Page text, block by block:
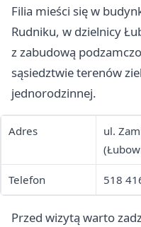
Filia mieści się w
Rudniku, w dzielnicy
z zabudową
sąsiedztwie terenów
jednorodzinnej.
Adres
ul.
Telefon 518
Przed wizytą warto